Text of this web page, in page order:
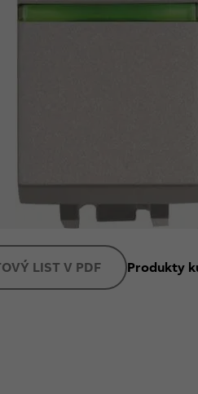
LIST V PDF Produkty